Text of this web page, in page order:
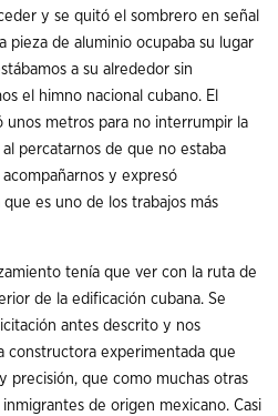
y se quitó el sombrero en señal
pieza de aluminio ocupaba su lugar
a su alrededor sin
el himno nacional cubano. El
unos metros para no interrumpir la
percatarnos de que no estaba
y expresó
es uno de los trabajos más
tenía que ver con la ruta de
de la edificación cubana. Se
antes descrito y nos
constructora experimentada que
precisión, que como muchas otras
de origen mexicano. Casi